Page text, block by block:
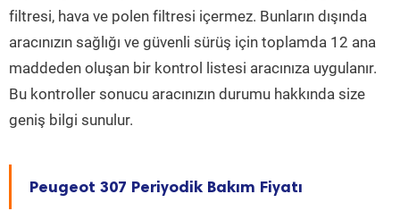
filtresi, hava ve polen filtresi içermez. Bunların dışında
aracınızın sağlığı ve güvenli sürüş için toplamda 12 ana
maddeden oluşan bir kontrol listesi aracınıza uygulanır.
Bu kontroller sonucu aracınızın durumu hakkında size
geniş bilgi sunulur.
Peugeot 307 Periyodik Bakım Fiyatı